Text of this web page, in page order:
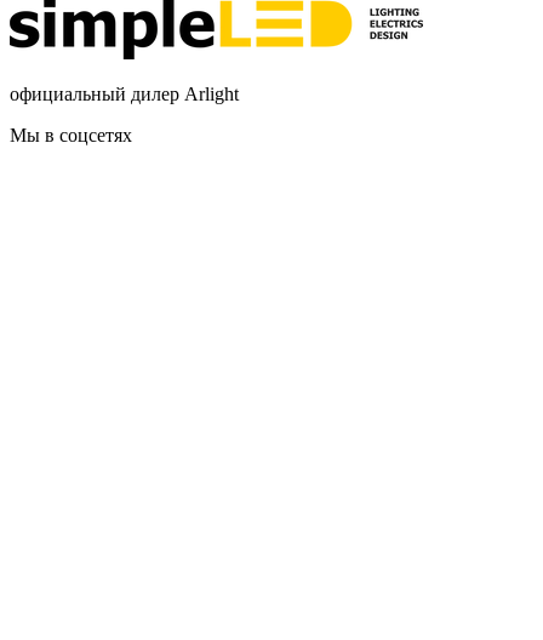
официальный дилер Arlight
Мы в соцсетях